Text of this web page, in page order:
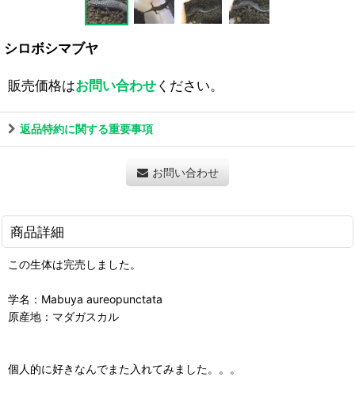
シロボシマブヤ
販売価格はお問い合わせください。
返品特約に関する重要事項
お問い合わせ
商品詳細
この生体は完売しました。
学名：Mabuya aureopunctata
原産地：マダガスカル
個人的に好きなんでまた入れてみました。。。